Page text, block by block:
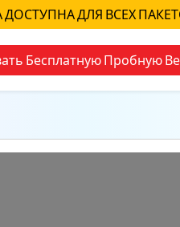
ДОСТУПНА ДЛЯ ВСЕХ
Бесплатную Пробную